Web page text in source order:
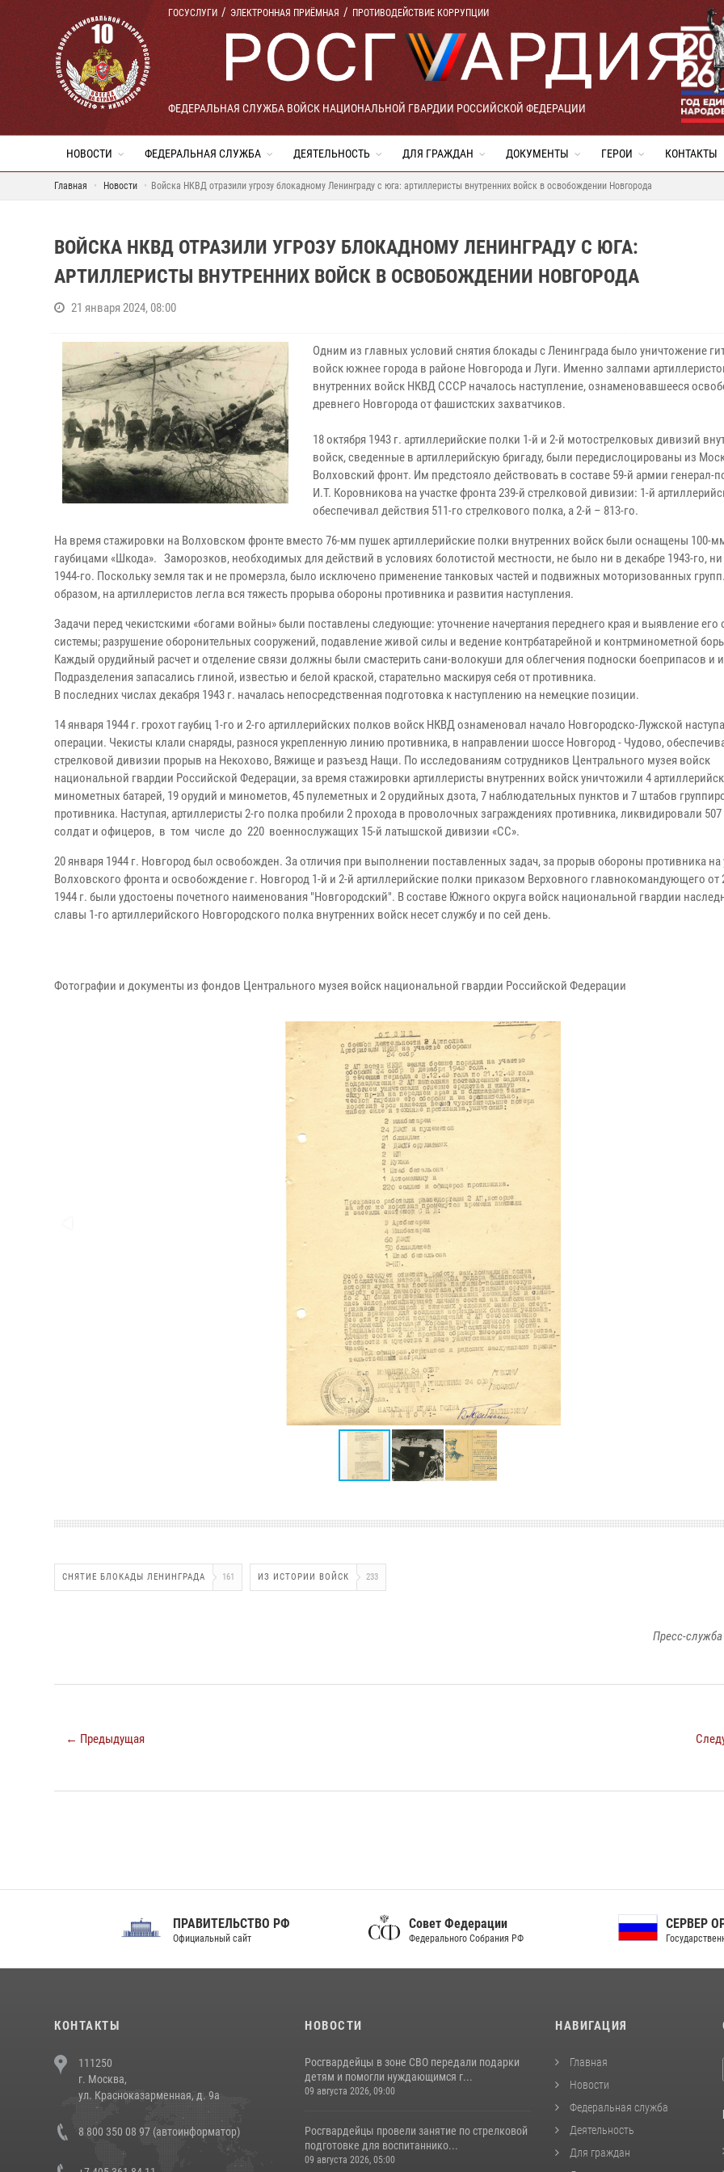
ГОСУСЛУГИ ЭЛЕКТРОННАЯ ПРИЁМНАЯ ПРОТИВОДЕЙСТВИЕ КОРРУПЦИИ
ФЕДЕРАЛЬНАЯ СЛУЖБА ВОЙСК НАЦИОНАЛЬНОЙ ГВАРДИИ РОССИЙСКОЙ ФЕДЕРАЦИИ
НОВОСТИ ФЕДЕРАЛЬНАЯ СЛУЖБА ДЕЯТЕЛЬНОСТЬ ДЛЯ ГРАЖДАН ДОКУМЕНТЫ ГЕРОИ КОНТАКТЫ
Главная Новости Войска НКВД отразили угрозу блокадному Ленинграду с юга: артиллеристы внутренних войск в освобождении Новгорода
ВОЙСКА НКВД ОТРАЗИЛИ УГРОЗУ БЛОКАДНОМУ ЛЕНИНГРАДУ С ЮГА:
АРТИЛЛЕРИСТЫ ВНУТРЕННИХ ВОЙСК В ОСВОБОЖДЕНИИ НОВГОРОДА
21 января 2024, 08:00
Одним из главных условий снятия блокады с Ленинграда было уничтожение
войск южнее города в районе Новгорода и Луги. Именно залпами
внутренних войск НКВД СССР началось наступление, ознаменовавшееся
древнего Новгорода от фашистских захватчиков.
18 октября 1943 г. артиллерийские полки 1-й и 2-й мотострелковых дивизий
войск, сведенные в артиллерийскую бригаду, были передислоцированы из
Волховский фронт. Им предстояло действовать в составе 59-й армии генерал-
И.Т. Коровникова на участке фронта 239-й стрелковой дивизии: 1-й
обеспечивал действия 511-го стрелкового полка, а 2-й – 813-го.
На время стажировки на Волховском фронте вместо 76-мм пушек артиллерийские полки внутренних войск были оснащены 100-
гаубицами «Шкода». Заморозков, необходимых для действий в условиях болотистой местности, не было ни в декабре 1943-го,
1944-го. Поскольку земля так и не промерзла, было исключено применение танковых частей и подвижных моторизованных
образом, на артиллеристов легла вся тяжесть прорыва обороны противника и развития наступления.
Задачи перед чекистскими «богами войны» были поставлены следующие: уточнение начертания переднего края и выявление его
системы; разрушение оборонительных сооружений, подавление живой силы и ведение контрбатарейной и контрминометной
Каждый орудийный расчет и отделение связи должны были смастерить сани-волокуши для облегчения подноски боеприпасов и
Подразделения запасались глиной, известью и белой краской, старательно маскируя себя от противника.
В последних числах декабря 1943 г. началась непосредственная подготовка к наступлению на немецкие позиции.
14 января 1944 г. грохот гаубиц 1-го и 2-го артиллерийских полков войск НКВД ознаменовал начало Новгородско-Лужской
операции. Чекисты клали снаряды, разнося укрепленную линию противника, в направлении шоссе Новгород - Чудово,
стрелковой дивизии прорыв на Некохово, Вяжище и разъезд Нащи. По исследованиям сотрудников Центрального музея войск
национальной гвардии Российской Федерации, за время стажировки артиллеристы внутренних войск уничтожили 4
минометных батарей, 19 орудий и минометов, 45 пулеметных и 2 орудийных дзота, 7 наблюдательных пунктов и 7 штабов
противника. Наступая, артиллеристы 2-го полка пробили 2 прохода в проволочных заграждениях противника, ликвидировали
солдат и офицеров, в том числе до 220 военнослужащих 15-й латышской дивизии «СС».
20 января 1944 г. Новгород был освобожден. За отличия при выполнении поставленных задач, за прорыв обороны противника на
Волховского фронта и освобождение г. Новгород 1-й и 2-й артиллерийские полки приказом Верховного главнокомандующего от
1944 г. были удостоены почетного наименования "Новгородский". В составе Южного округа войск национальной гвардии
славы 1-го артиллерийского Новгородского полка внутренних войск несет службу и по сей день.
Фотографии и документы из фондов Центрального музея войск национальной гвардии Российской Федерации
СНЯТИЕ БЛОКАДЫ ЛЕНИНГРАДА 161 ИЗ ИСТОРИИ ВОЙСК 233
Пресс-служба
← Предыдущая
ПРАВИТЕЛЬСТВО РФ
Официальный сайт
Совет Федерации
Федерального Собрания РФ
СЕРВЕР ОРГАНОВ
Государственной власти РФ
КОНТАКТЫ
111250
г. Москва,
ул. Красноказарменная, д. 9а
8 800 350 08 97 (автоинформатор)
НОВОСТИ
Росгвардейцы в зоне СВО передали подарки
детям и помогли нуждающимся г...
09 августа 2026, 09:00
Росгвардейцы провели занятие по стрелковой
подготовке для воспитаннико...
09 августа 2026, 05:00
НАВИГАЦИЯ
Главная
Новости
Федеральная служба
Деятельность
Для граждан